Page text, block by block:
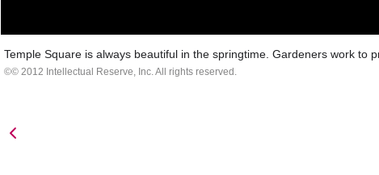
Temple Square is always beautiful in the springtime. Gardeners work to
© 2012 Intellectual Reserve, Inc. All rights reserved.